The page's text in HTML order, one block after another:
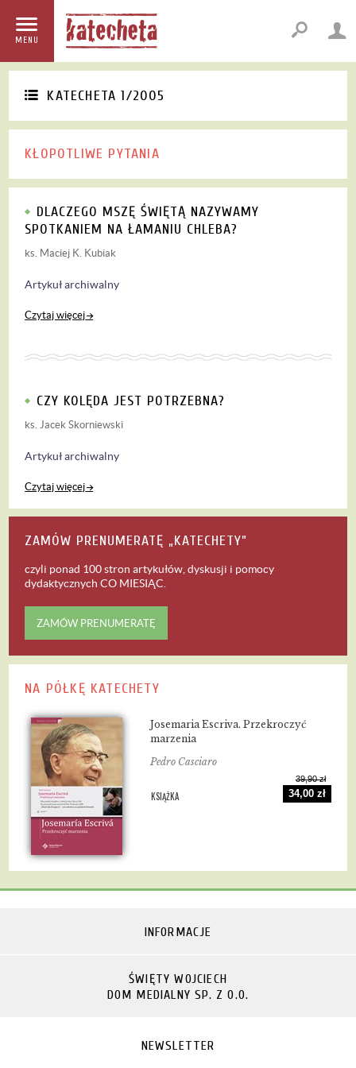
MENU
KATECHETA 1/2005
KŁOPOTLIWE PYTANIA
DLACZEGO MSZĘ ŚWIĘTĄ NAZYWAMY
SPOTKANIEM NA ŁAMANIU CHLEBA?
ks. Maciej K. Kubiak
Artykuł archiwalny
Czytaj więcej
CZY KOLĘDA JEST POTRZEBNA?
ks. Jacek Skorniewski
Artykuł archiwalny
Czytaj więcej
ZAMÓW PRENUMERATĘ „KATECHETY”
czyli ponad 100 stron artykułów, dyskusji i pomocy
dydaktycznychCO MIESIĄC
ZAMÓW PRENUMERATĘ
NA PÓŁKĘ KATECHETY
Josemaria Escriva. Przekroczyć
marzenia
Pedro Casciaro
KSIĄŻKA
39,90 zł
34,00 zł
INFORMACJE
ŚWIĘTY WOJCIECH
DOM MEDIALNY SP. Z O.O.
NEWSLETTER